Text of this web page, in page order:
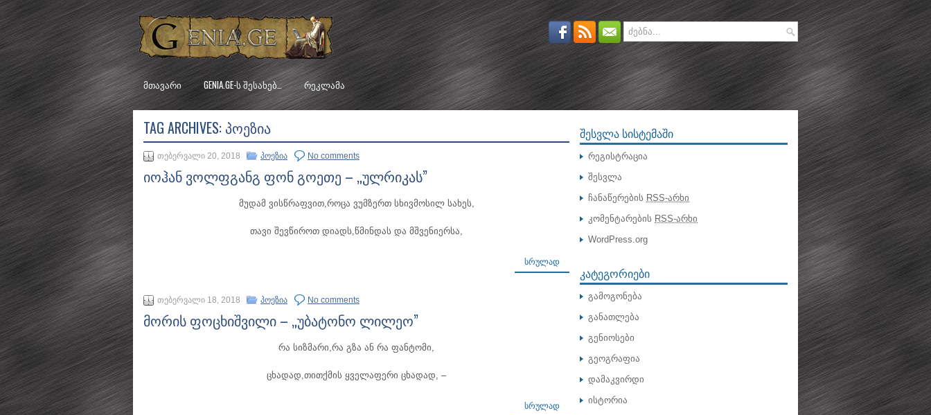
ᲛᲗᲐᲕᲐᲠᲘ GENIA.GE-Ს ᲨᲔᲡᲐᲮᲔᲑ… ᲠᲔᲙᲚᲐᲛᲐ
TAG ARCHIVES: ᲞᲝᲔᲖᲘᲐ
თებერვალი 20, 2018 პოეზია No comments
იოჰან ვოლფგანგ ფონ გოეთე – „ულრიკას”
მუდამ ვისწრაფვით,როცა ვუმზერთ სხივმოსილ სახეს,
თავი შევწიროთ დიადს,წმინდას და მშვენიერსა,
ᲡᲠᲣᲚᲐᲓ
თებერვალი 18, 2018 პოეზია No comments
მორის ფოცხიშვილი – „უბატონო ლილეო”
რა სიზმარი,რა გზა ან რა ფანტომი,
ცხადად,თითქმის ყველაფერი ცხადად, –
ᲡᲠᲣᲚᲐᲓ
ᲨᲔᲡᲕᲚᲐ ᲡᲘᲡᲢᲔᲛᲐᲨᲘ
რეგისტრაცია
შესვლა
ჩანაწერების RSS-არხი
კომენტარების RSS-არხი
WordPress.org
ᲙᲐᲢᲔᲒᲝᲠᲘᲔᲑᲘ
გამოგონება
განათლება
გენიოსები
გეოგრაფია
დამაკვირდი
ისტორია